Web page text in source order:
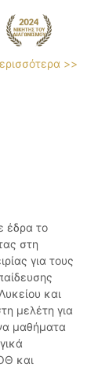
>>
έδρα το
στη
για τους
και
μελέτη για
μαθήματα
και